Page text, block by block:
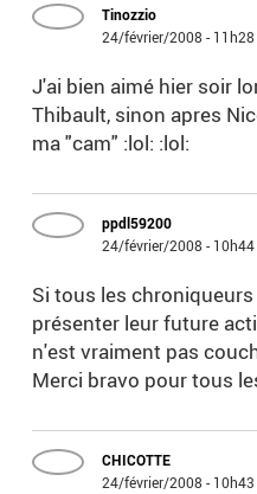
Tinozzio
24/février/2008 - 11h28
J'ai bien aimé hier soir
Thibault, sinon apres
ma "cam" :lol: :lol:
ppdl59200
24/février/2008 - 10h44
Si tous les
présenter leur future
n'est vraiment pas
Merci bravo pour tous
CHICOTTE
24/février/2008 - 10h43